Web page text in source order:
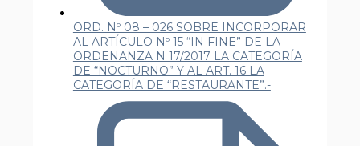
ORD. Nº 08 – 026 SOBRE INCORPORAR
AL ARTÍCULO Nº 15 “IN FINE” DE LA
ORDENANZA N 17/2017 LA CATEGORÍA
DE “NOCTURNO” Y AL ART. 16 LA
CATEGORÍA DE “RESTAURANTE”.-